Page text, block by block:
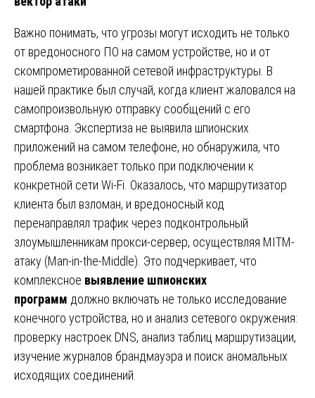
Важно понимать, что угрозы могут исходить не только
от вредоносного ПО на самом устройстве, но и от
скомпрометированной сетевой инфраструктуры. В
нашей практике был случай, когда клиент жаловался на
самопроизвольную отправку сообщений с его
смартфона. Экспертиза не выявила шпионских
приложений на самом телефоне, но обнаружила, что
проблема возникает только при подключении к
конкретной сети Wi-Fi. Оказалось, что маршрутизатор
клиента был взломан, и вредоносный код
перенаправлял трафик через подконтрольный
злоумышленникам прокси-сервер, осуществляя MITM-
атаку (Man-in-the-Middle). Это подчеркивает, что
комплексное выявление шпионских
программ должно включать не только исследование
конечного устройства, но и анализ сетевого окружения:
проверку настроек DNS, анализ таблиц маршрутизации,
изучение журналов брандмауэра и поиск аномальных
исходящих соединений.